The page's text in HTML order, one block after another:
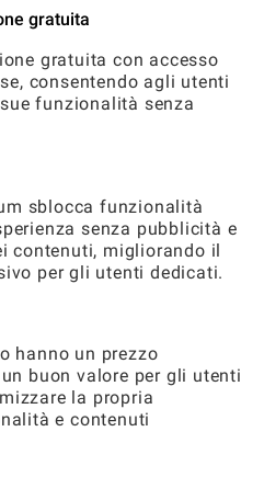
gratuita
gratuita con accesso
consentendo agli utenti
funzionalità senza
sblocca funzionalità
senza pubblicità e
contenuti, migliorando il
per gli utenti dedicati.
hanno un prezzo
buon valore per gli utenti
la propria
e contenuti